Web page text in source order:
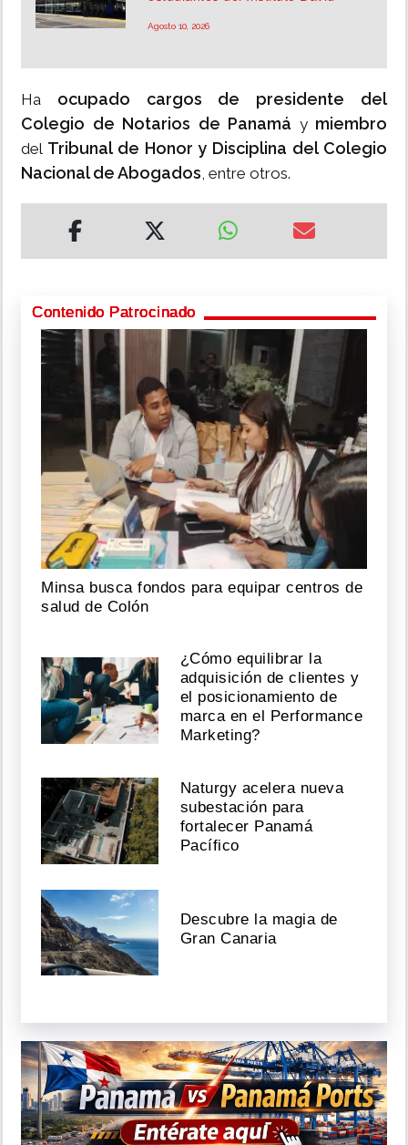
Agosto 10, 2026
Ha ocupado cargos de presidente del
Colegio de Notarios de Panamá y miembro
del Tribunal de Honor y Disciplina del Colegio
Nacional de Abogados, entre otros.
Contenido Patrocinado
Minsa busca fondos para equipar centros de
salud de Colón
¿Cómo equilibrar la
adquisición de clientes y
el posicionamiento de
marca en el Performance
Marketing?
Naturgy acelera nueva
subestación para
fortalecer Panamá
Pacífico
Descubre la magia de
Gran Canaria